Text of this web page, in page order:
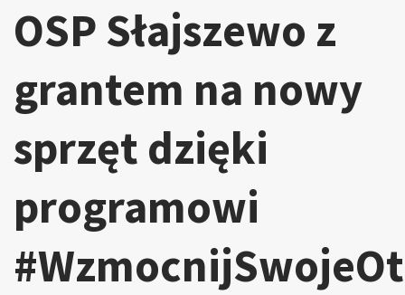
OSP Słajszewo z
grantem na nowy
sprzęt dzięki
programowi